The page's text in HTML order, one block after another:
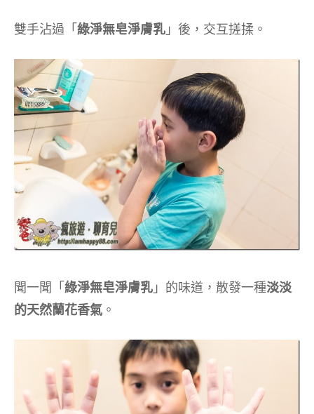
雙手沾過「綠淨無皂淨膚乳 」後，交互搓揉。
聞一聞「綠淨無皂淨膚乳 」的味道，散發一種淡淡
的天然蘭花香氣 。